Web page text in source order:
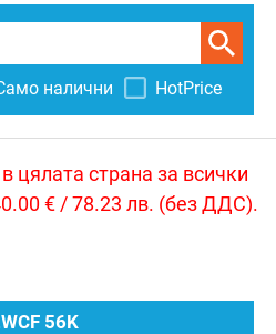
налични HotPrice
цялата страна за всички
€ / 78.23 лв. (без ДДС).
56K